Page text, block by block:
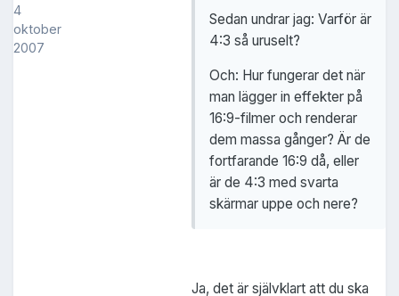
4
oktober
2007
Sedan undrar jag: Varför är
4:3 så uruselt?
Och: Hur fungerar det när
man lägger in effekter på
16:9-filmer och renderar
dem massa gånger? Är de
fortfarande 16:9 då, eller
är de 4:3 med svarta
skärmar uppe och nere?
Ja, det är självklart att du ska